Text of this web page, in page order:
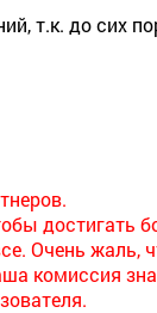
т.к. до сих
достигать
Очень жаль,
комиссия